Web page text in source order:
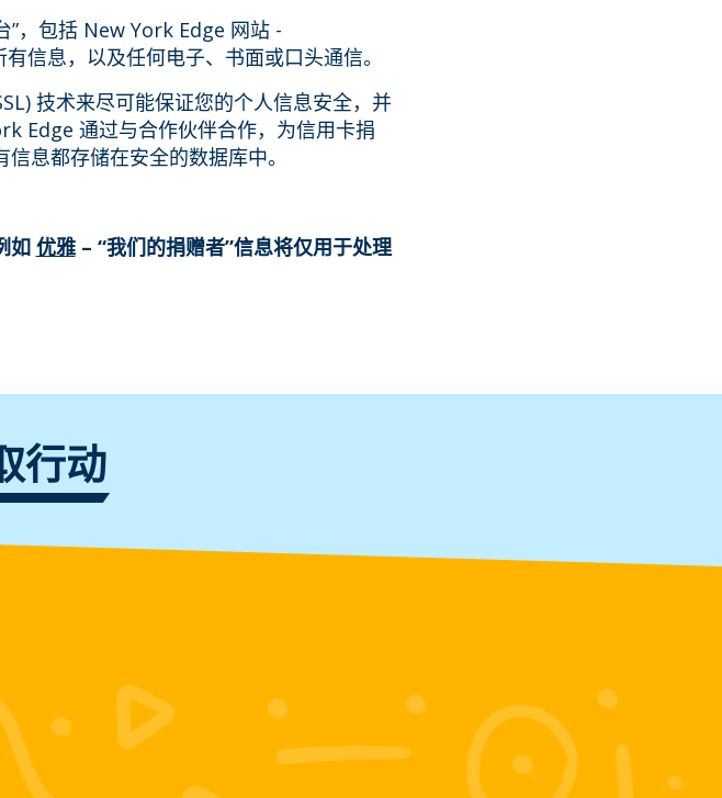
”，包括 New York Edge 网站 -
信息，以及任何电子、书面或口头通信。
技术来尽可能保证您的个人信息安全，并
Edge 通过与合作伙伴合作，为信用卡捐
息都存储在安全的数据库中。
如 优雅– “我们的捐赠者”信息将仅用于处理
行动